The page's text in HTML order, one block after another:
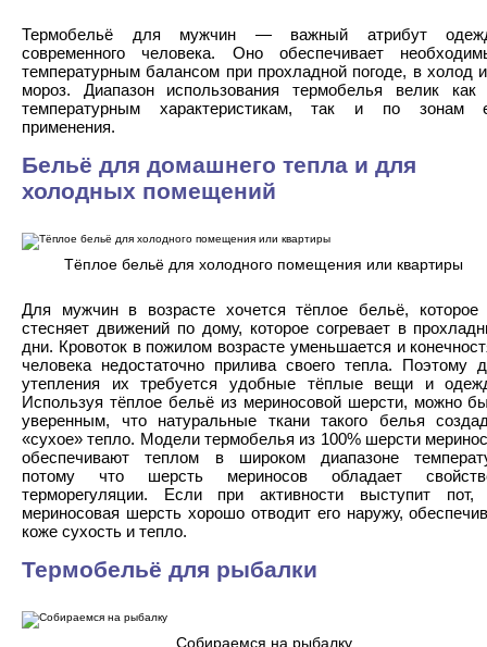
Термобельё для мужчин — важный атрибут
современного человека. Оно обеспечивает
температурным балансом при прохладной погоде, в холод
мороз. Диапазон использования термобелья велик как
температурным характеристикам, так и по зонам
применения.
Бельё для домашнего тепла и для
холодных помещений
Тёплое бельё для холодного помещения или квартиры
Для мужчин в возрасте хочется тёплое бельё, которое
стесняет движений по дому, которое согревает в
дни. Кровоток в пожилом возрасте уменьшается и
человека недостаточно прилива своего тепла. Поэтому
утепления их требуется удобные тёплые вещи и
Используя тёплое бельё из мериносовой шерсти, можно
уверенным, что натуральные ткани такого белья
«сухое» тепло. Модели термобелья из 100% шерсти
обеспечивают теплом в широком диапазоне
потому что шерсть мериносов обладает
терморегуляции. Если при активности выступит пот,
мериносовая шерсть хорошо отводит его наружу,
коже сухость и тепло.
Термобельё для рыбалки
Собираемся на рыбалку